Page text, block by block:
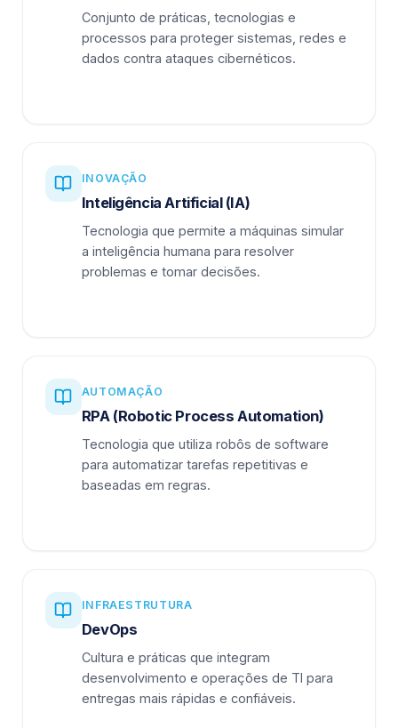
Conjunto de práticas, tecnologias e
processos para proteger sistemas, redes e
dados contra ataques cibernéticos.
INOVAÇÃO
Inteligência Artificial (IA)
Tecnologia que permite a máquinas simular
a inteligência humana para resolver
problemas e tomar decisões.
AUTOMAÇÃO
RPA (Robotic Process Automation)
Tecnologia que utiliza robôs de software
para automatizar tarefas repetitivas e
baseadas em regras.
INFRAESTRUTURA
DevOps
Cultura e práticas que integram
desenvolvimento e operações de TI para
entregas mais rápidas e confiáveis.